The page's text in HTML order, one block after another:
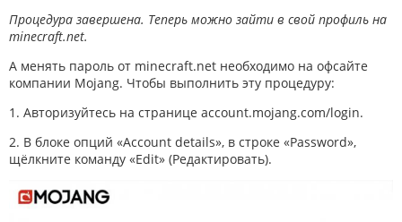
Процедура завершена. Теперь можно зайти в свой профиль на
minecraft.net.
А менять пароль от minecraft.net необходимо на офсайте
компании Mojang. Чтобы выполнить эту процедуру:
1. Авторизуйтесь на странице account.mojang.com/login.
2. В блоке опций «Account details», в строке «Password»,
щёлкните команду «Edit» (Редактировать).